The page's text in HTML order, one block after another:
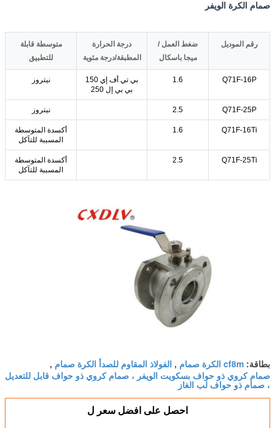
صمام الكرة الويفر
رقم الموديل
ضغط العمل /
ميجا باسكال
درجة الحرارة
المطبقة/درجة مئوية
متوسطة قابلة
للتطبيق
Q71F-16P
1.6
بي تي أف إي 150
بي بي إل 250
نيتروز
Q71F-25P
2.5 نيتروز
Q71F-16Ti
1.6
أكسدة المتوسطة
المسببة للتآكل
Q71F-25Ti
2.5
أكسدة المتوسطة
المسببة للتآكل
بطاقة: cf8m الكرة صمام , الفولاذ المقاوم للصدأ الكرة صمام ,
صمام كروي ذو حواف بسكويت الويفر ، صمام كروي ذو حواف قابل للتعديل
، صمام ذو حواف لب الغاز
احصل على افضل سعر ل